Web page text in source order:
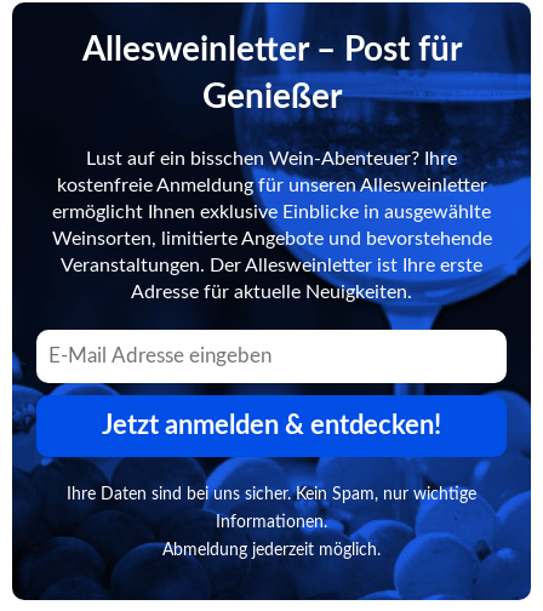
Allesweinletter – Post für
Genießer
Lust auf ein bisschen Wein-Abenteuer? Ihre
kostenfreie Anmeldung für unseren Allesweinletter
ermöglicht Ihnen exklusive Einblicke in ausgewählte
Weinsorten, limitierte Angebote und bevorstehende
Veranstaltungen. Der Allesweinletter ist Ihre erste
Adresse für aktuelle Neuigkeiten.
Jetzt anmelden & entdecken!
Ihre Daten sind bei uns sicher. Kein Spam, nur wichtige
Informationen.
Abmeldung jederzeit möglich.